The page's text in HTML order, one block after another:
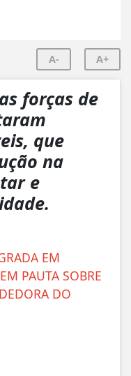
A- A+
forças de
que
na
e
EM
PAUTA SOBRE
DO